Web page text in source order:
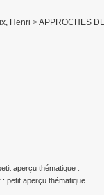
Henri >APPROCHES
aperçu thématique
petit aperçu thématique